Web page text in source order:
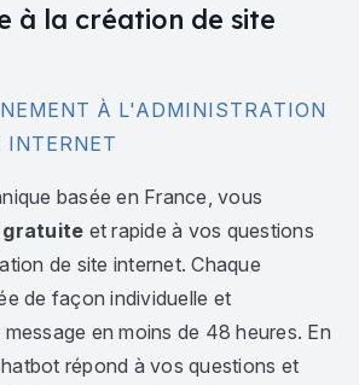
à la création de site
À L'ADMINISTRATION
INTERNET
basée en France, vous
gratuite et rapide à vos questions
de site internet. Chaque
de façon individuelle et
en moins de 48 heures. En
répond à vos questions et